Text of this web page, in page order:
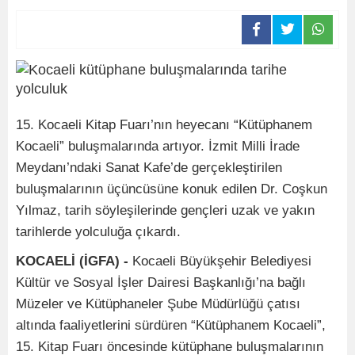
15. Kocaeli Kitap Fuarı’nın heyecanı “Kütüphanem
Kocaeli” buluşmalarında artıyor. İzmit Milli İrade
Meydanı’ndaki Sanat Kafe’de gerçekleştirilen
buluşmalarının üçüncüsüne konuk edilen Dr. Coşkun
Yılmaz, tarih söyleşilerinde gençleri uzak ve yakın
tarihlerde yolculuğa çıkardı.
KOCAELİ (İGFA) - Kocaeli Büyükşehir Belediyesi
Kültür ve Sosyal İşler Dairesi Başkanlığı’na bağlı
Müzeler ve Kütüphaneler Şube Müdürlüğü çatısı
altında faaliyetlerini sürdüren “Kütüphanem Kocaeli”,
15. Kitap Fuarı öncesinde kütüphane buluşmalarının